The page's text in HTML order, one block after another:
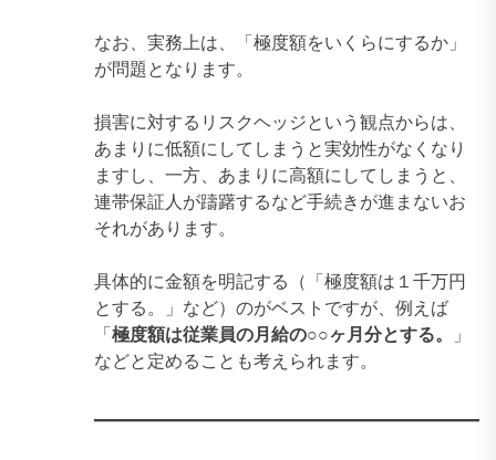
なお、実務上は、「極度額をいくらにするか」
が問題となります。
損害に対するリスクヘッジという観点からは、
あまりに低額にしてしまうと実効性がなくなり
ますし、一方、あまりに高額にしてしまうと、
連帯保証人が躊躇するなど手続きが進まないお
それがあります。
具体的に金額を明記する（「極度額は１千万円
とする。」など）のがベストですが、例えば
「 極度額は従業員の月給の○○ヶ月分とする。
」
などと定めることも考えられます。